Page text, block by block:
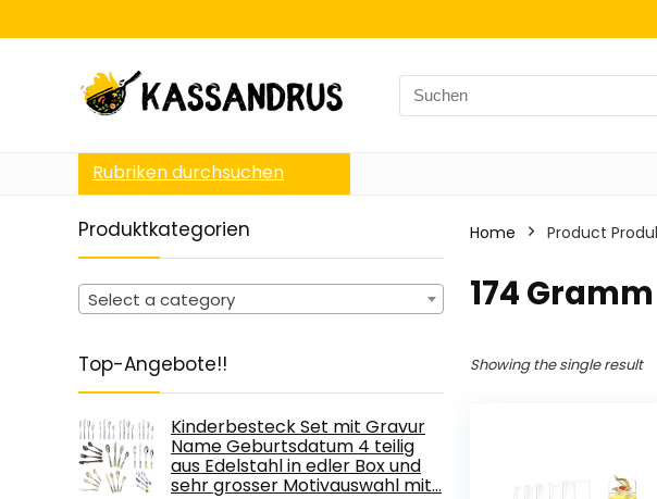
Search
for:
Rubriken durchsuchen
Produktkategorien
Select a category
Top-Angebote!!
Kinderbesteck Set mit Gravur
Name Geburtsdatum 4 teilig
aus Edelstahl in edler Box und
sehr grosser Motivauswahl mit…
Home Product
‎174 Gramm
Showing the single result